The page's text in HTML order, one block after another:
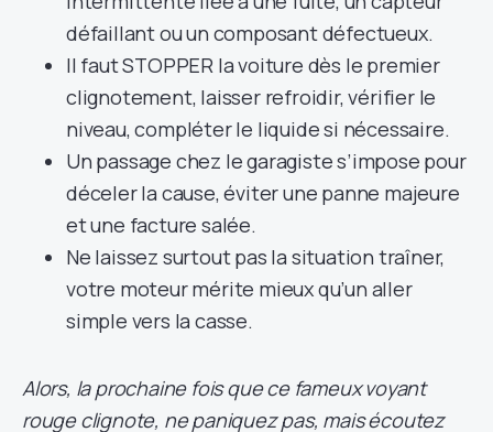
défaillant ou un composant défectueux.
Il faut STOPPER la voiture dès le premier
clignotement, laisser refroidir, vérifier le
niveau, compléter le liquide si nécessaire.
Un passage chez le garagiste s’impose pour
déceler la cause, éviter une panne majeure
et une facture salée.
Ne laissez surtout pas la situation traîner,
votre moteur mérite mieux qu’un aller
simple vers la casse.
Alors, la prochaine fois que ce fameux voyant
rouge clignote, ne paniquez pas, mais écoutez